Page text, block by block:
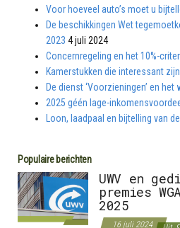
Voor hoeveel auto’s moet u
De beschikkingen Wet
2023 4 juli 2024
Concernregeling en het 10%-
Kamerstukken die interessant
De dienst ‘Voorzieningen’ en het
2025 géén lage-
Loon, laadpaal en bijtelling van
Populaire berichten
UWV en
premies
2025
16 juli 2024